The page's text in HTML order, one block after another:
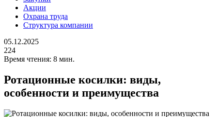
Акции
Охрана труда
Структура компании
05.12.2025
224
Время чтения: 8 мин.
Ротационные косилки: виды,
особенности и преимущества